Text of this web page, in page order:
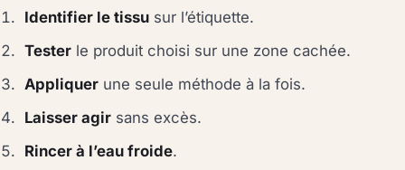
Identifier le tissu sur l’étiquette.
Tester le produit choisi sur une zone cachée.
Appliquer une seule méthode à la fois.
Laisser agir sans excès.
Rincer à l’eau froide.